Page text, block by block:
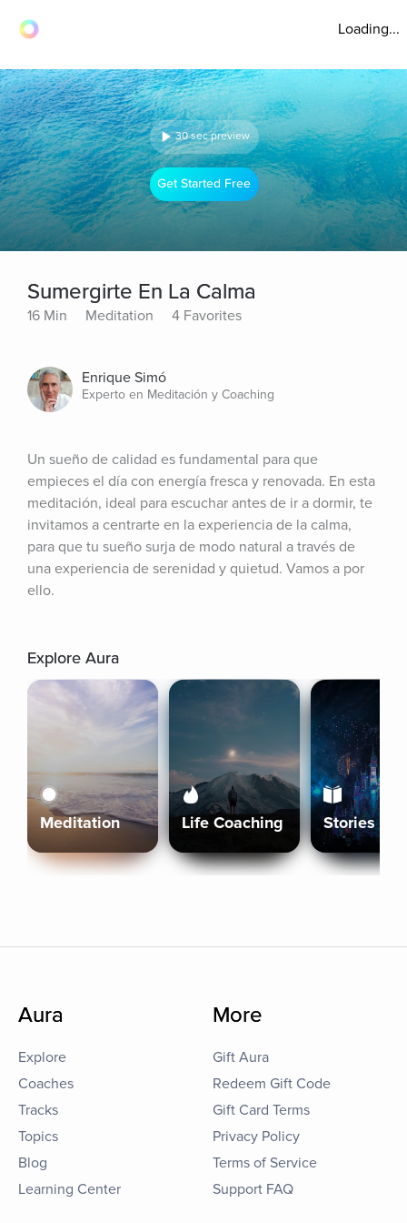
Loading...
30 sec preview
Get Started Free
Sumergirte En La Calma
16 Min Meditation 4 Favorites
Enrique Simó
Experto en Meditación y Coaching
Un sueño de calidad es fundamental para que
empieces el día con energía fresca y renovada. En esta
meditación, ideal para escuchar antes de ir a dormir, te
invitamos a centrarte en la experiencia de la calma,
para que tu sueño surja de modo natural a través de
una experiencia de serenidad y quietud. Vamos a por
ello.
Explore Aura
Meditation Life Coaching Stories
Aura
Explore
Coaches
Tracks
Topics
Blog
Learning Center
More
Gift Aura
Redeem Gift Code
Gift Card Terms
Privacy Policy
Terms of Service
Support FAQ